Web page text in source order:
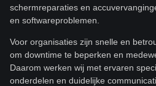
schermreparaties en
en softwareproblemen.
Voor organisaties zijn snelle en
om downtime te beperken en
Daarom werken wij met ervaren
onderdelen en duidelijke